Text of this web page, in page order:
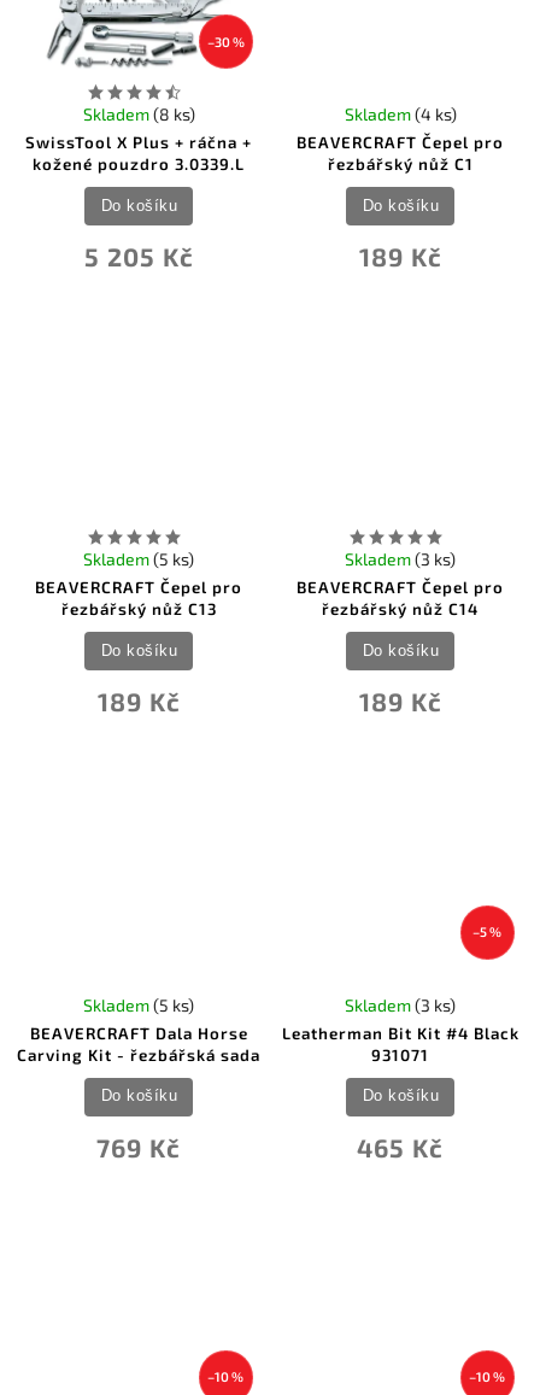
–30 %
SwissTool X Plus + ráčna +
kožené pouzdro 3.0339.L
Skladem(8 ks)
5 205 Kč
Do košíku
BEAVERCRAFT Čepel pro
řezbářský nůž C1
Skladem(4 ks)
189 Kč
Do košíku
BEAVERCRAFT Čepel pro
řezbářský nůž C13
Skladem(5 ks)
189 Kč
Do košíku
BEAVERCRAFT Čepel pro
řezbářský nůž C14
Skladem(3 ks)
189 Kč
Do košíku
BEAVERCRAFT Dala Horse
Carving Kit - řezbářská sada
Skladem(5 ks)
769 Kč
Do košíku
–5 %
Leatherman Bit Kit #4 Black
931071
Skladem(3 ks)
465 Kč
Do košíku
–10 % –10 %